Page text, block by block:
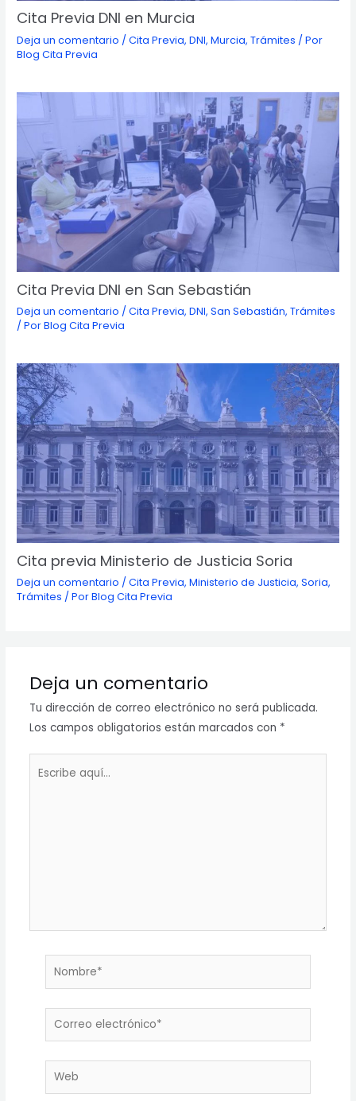
Cita Previa DNI en Murcia
Deja un comentario /Cita Previa,DNI,Murcia,Trámites / Por
Blog Cita Previa
Cita Previa DNI en San Sebastián
Deja un comentario /Cita Previa,DNI,San Sebastián,Trámites
/ PorBlog Cita Previa
Cita previa Ministerio de Justicia Soria
Deja un comentario /Cita Previa,Ministerio de Justicia,Soria,
Trámites / PorBlog Cita Previa
Deja un comentario
Tu dirección de correo electrónico no será publicada.
Los campos obligatorios están marcados con *
Nombre*
Correo
Web